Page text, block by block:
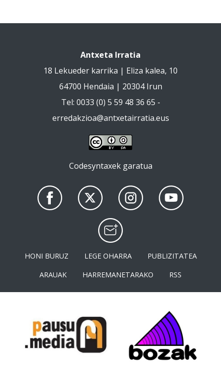
Antxeta Irratia
18 Lekueder karrika | Eliza kalea, 10
64700 Hendaia | 20304 Irun
Tel: 0033 (0) 5 59 48 36 65 -
erredakzioa@antxetairratia.eus
Codesyntaxek garatua
HONI BURUZ LEGE OHARRA
PUBLIZITATEA
ARAUAK
HARREMANETARAKO RSS